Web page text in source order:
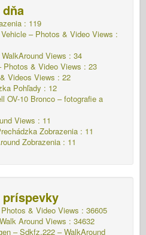
: 119
– Photos & Video Views :
Views : 34
Photos & Video Views : 23
Videos Views : 22
Pohľady : 12
OV-10 Bronco – fotografie a
Views : 11
Zobrazenia : 11
Zobrazenia : 11
príspevky
& Video Views : 36605
Around Views : 34632
– Sdkfz.222 – WalkAround